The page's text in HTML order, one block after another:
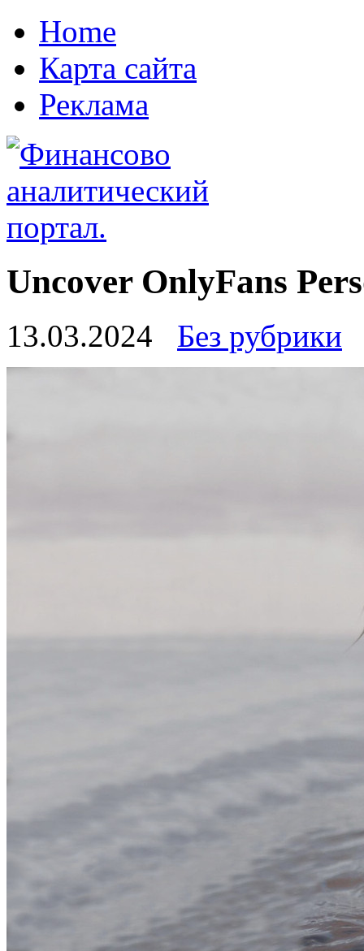
Home
Карта сайта
Реклама
Uncover OnlyFans
13.03.2024 Без рубрики